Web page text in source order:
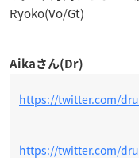
Ryoko(Vo/Gt)
Aikaさん(Dr)
https://twitter.com/
https://twitter.com/